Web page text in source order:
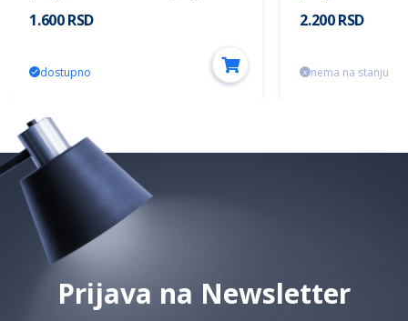
1.600 RSD
dostupno
2.200 RSD
nema na stanju
Prijava na Newsletter